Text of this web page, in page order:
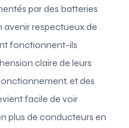
par des batteries
avenir respectueux de
fonctionnent-ils
claire de leurs
et des
facile de voir
plus de conducteurs en